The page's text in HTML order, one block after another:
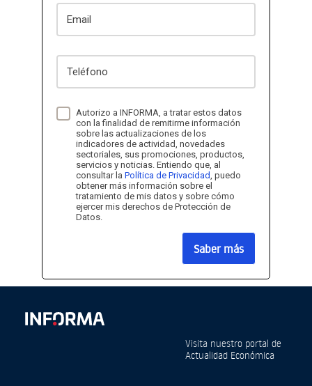
Email
Teléfono
Autorizo a INFORMA, a tratar estos datos
con la finalidad de remitirme información
sobre las actualizaciones de los
indicadores de actividad, novedades
sectoriales, sus promociones, productos,
servicios y noticias. Entiendo que, al
consultar la Política de Privacidad, puedo
obtener más información sobre el
tratamiento de mis datos y sobre cómo
ejercer mis derechos de Protección de
Datos.
Saber más
Visita nuestro portal de
Actualidad Económica